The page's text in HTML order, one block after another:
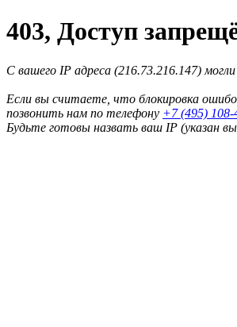
403, Доступ
С вашего IP адреса (216.73.216.147)
Если вы считаете, что блокировка
позвонить нам по телефону +7 (495) 108-
Будьте готовы назвать ваш IP (указан